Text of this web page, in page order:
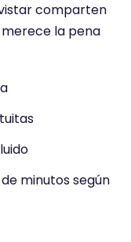
comparten
la pena
minutos según